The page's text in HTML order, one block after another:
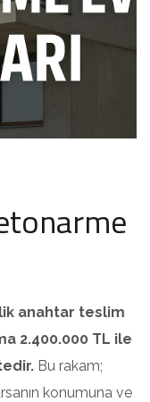
anahtar teslim
2.400.000 TL ile
Bu rakam;
konumuna ve